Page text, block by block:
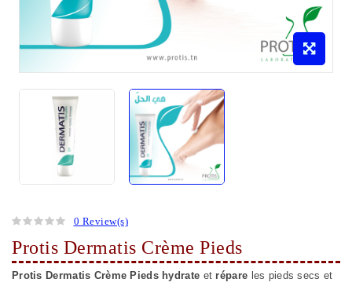
0 Review(s)
Protis Dermatis Crème Pieds
Protis Dermatis Crème Pieds hydrate et répare les pieds secs et